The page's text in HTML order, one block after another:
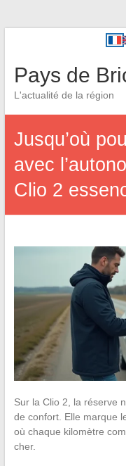
Pays de
L'actualité de la région
Jusqu’où
avec
Clio 2
Sur la Clio 2, la réserve
de confort. Elle marque
où chaque kilomètre
cher.